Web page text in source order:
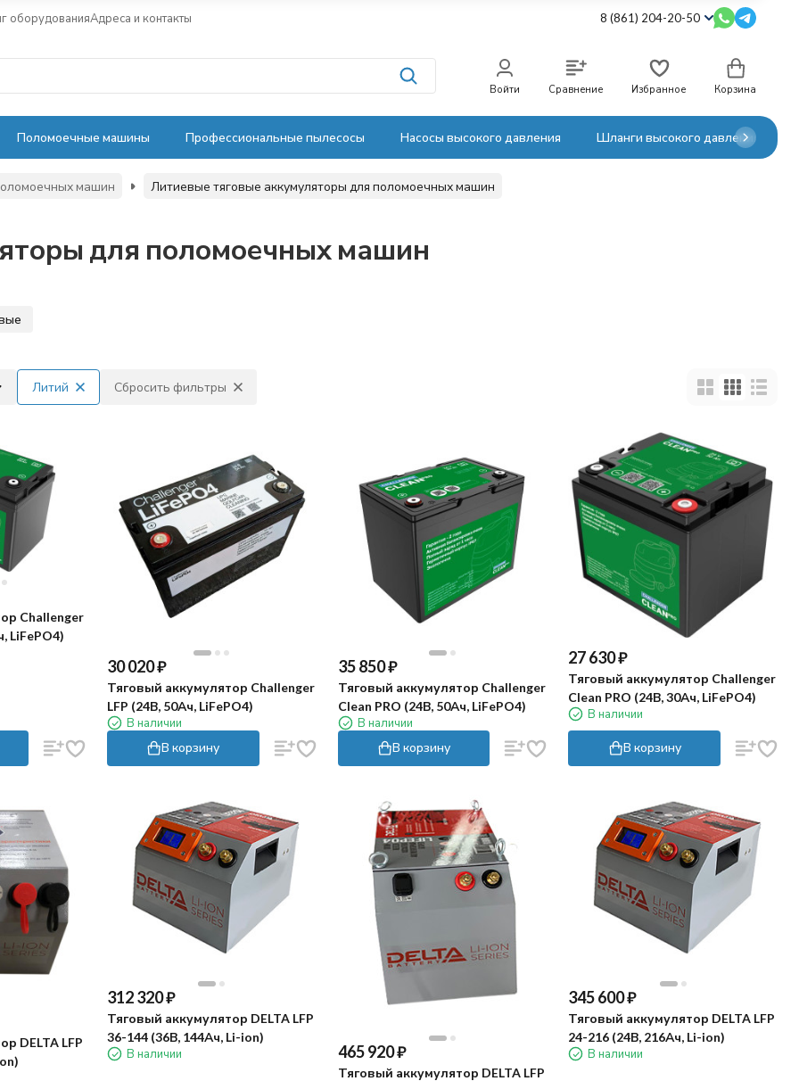
оборудованияАдреса и контакты 8 (861) 204-20-50
Войти Сравнение Избранное Корзина
Поломоечные машины Профессиональные пылесосы Насосы высокого давления Шланги высокого давления
машин Литиевые тяговые аккумуляторы для поломоечных машин
для поломоечных машин
Литий Сбросить фильтры
Challenger
LiFePO4)
30 020₽
Тяговый аккумулятор Challenger
LFP (24В, 50Ач, LiFePO4)
В наличии
В корзину
35 850₽
Тяговый аккумулятор Challenger
Clean PRO (24В, 50Ач, LiFePO4)
В наличии
В корзину
27 630₽
Тяговый аккумулятор Challenger
Clean PRO (24В, 30Ач, LiFePO4)
В наличии
В корзину
DELTA LFP
312 320₽
Тяговый аккумулятор DELTA LFP
36-144 (36В, 144Ач, Li-ion)
В наличии 465 920₽
Тяговый аккумулятор DELTA LFP
345 600₽
Тяговый аккумулятор DELTA LFP
24-216 (24В, 216Ач, Li-ion)
В наличии